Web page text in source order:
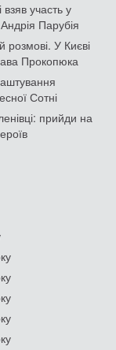
участь у
Парубія
розмові. У Києві
Прокопюка
Сотні
прийди на